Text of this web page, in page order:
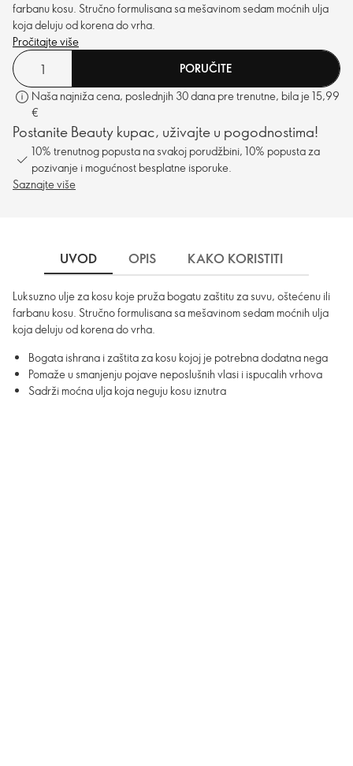
farbanu kosu. Stručno formulisana sa mešavinom sedam moćnih ulja
koja deluju od korena do vrha.
Pročitajte više
PORUČITE
Naša najniža cena, poslednjih 30 dana pre trenutne, bila je 15,99
€
Postanite Beauty kupac, uživajte u pogodnostima!
10% trenutnog popusta na svakoj porudžbini, 10% popusta za
pozivanje i mogućnost besplatne isporuke.
Saznajte više
UVOD OPIS KAKO KORISTITI
Luksuzno ulje za kosu koje pruža bogatu zaštitu za suvu, oštećenu ili
farbanu kosu. Stručno formulisana sa mešavinom sedam moćnih ulja
koja deluju od korena do vrha.
Bogata ishrana i zaštita za kosu kojoj je potrebna dodatna nega
Pomaže u smanjenju pojave neposlušnih vlasi i ispucalih vrhova
Sadrži moćna ulja koja neguju kosu iznutra